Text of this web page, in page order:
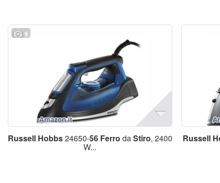
9
Russell Hobbs24650-56 Ferro daStiro, 2400
W...
Russell